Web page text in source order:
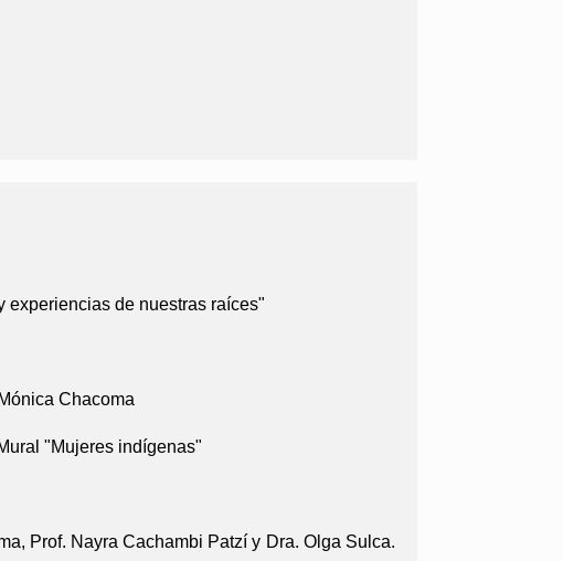
experiencias de nuestras raíces"
Chacoma
"Mujeres indígenas"
Prof. Nayra Cachambi Patzí y Dra. Olga Sulca.